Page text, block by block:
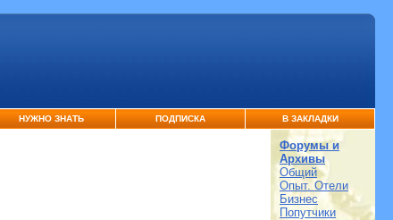
НУЖНО ЗНАТЬ ПОДПИСКА В ЗАКЛАДКИ
Форумы и
Архивы
Общий
Опыт. Отели
Бизнес
Попутчики